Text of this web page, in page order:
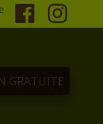
GRATUITE